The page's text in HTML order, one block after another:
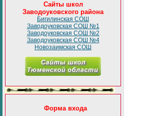
Сайты школ
Заводоуковского района
Бигилинская СОШ
Заводоуковская СОШ №1
Заводоуковская СОШ №2
Заводоуковская СОШ №4
Новозаимская СОШ
Форма входа